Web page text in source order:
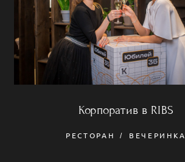
Корпоратив в RIBS
РЕСТОРАН ВЕЧЕРИНКА